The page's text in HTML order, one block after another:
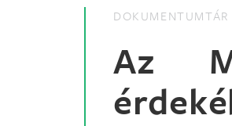
DOKUMENTUMTÁR
Az